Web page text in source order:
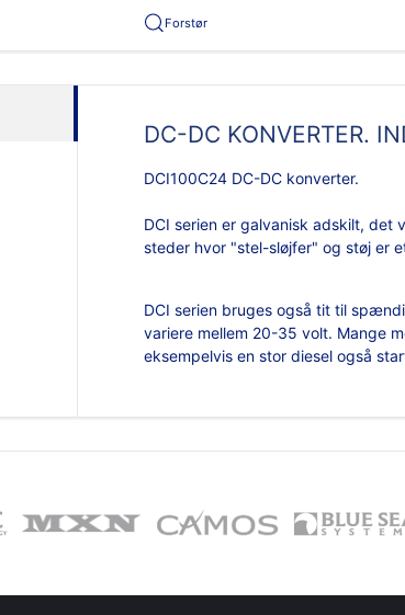
Forstør
DC-DC KONVERTER.
DCI100C24 DC-DC konverter.
DCI serien er galvanisk adskilt, det
steder hvor "stel-sløjfer" og støj er
DCI serien bruges også tit til
variere mellem 20-35 volt. Mange
eksempelvis en stor diesel også